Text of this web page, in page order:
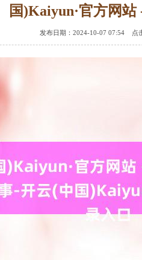
国)Kaiyun·官方网站
发布日期：2024-10-07 07:54 点